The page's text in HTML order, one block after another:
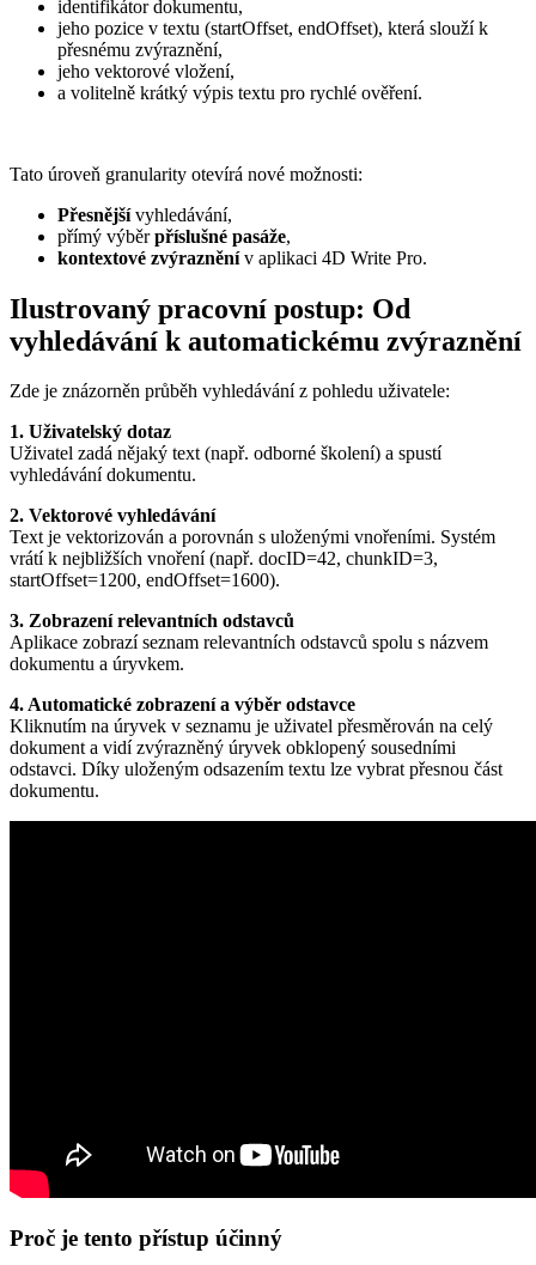
identifikátor dokumentu,
jeho pozice v textu (startOffset, endOffset), která slouží k
přesnému zvýraznění,
jeho vektorové vložení,
a volitelně krátký výpis textu pro rychlé ověření.
Tato úroveň granularity otevírá nové možnosti:
Přesnějšívyhledávání,
přímý výběrpříslušné pasáže,
kontextové zvýrazněnív aplikaci 4D Write Pro.
Ilustrovaný pracovní postup: Od
vyhledávání k automatickému zvýraznění
Zde je znázorněn průběh vyhledávání z pohledu uživatele:
1. Uživatelský dotaz
Uživatel zadá nějaký text (např. odborné školení) a spustí
vyhledávání dokumentu.
2. Vektorové vyhledávání
Text je vektorizován a porovnán s uloženými vnořeními. Systém
vrátí k nejbližších vnoření (např. docID=42, chunkID=3,
startOffset=1200, endOffset=1600).
3. Zobrazení relevantních odstavců
Aplikace zobrazí seznam relevantních odstavců spolu s názvem
dokumentu a úryvkem.
4. Automatické zobrazení a výběr odstavce
Kliknutím na úryvek v seznamu je uživatel přesměrován na celý
dokument a vidí zvýrazněný úryvek obklopený sousedními
odstavci. Díky uloženým odsazením textu lze vybrat přesnou část
dokumentu.
Proč je tento přístup účinný